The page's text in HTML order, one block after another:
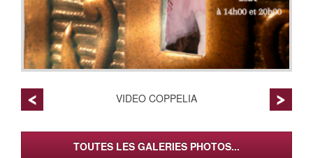
VIDEO COPPELIA
TOUTES LES GALERIES PHOTOS...